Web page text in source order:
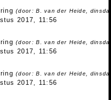
(door: B. van der Heide,
2017, 11:56
(door: B. van der Heide,
2017, 11:56
(door: B. van der Heide,
2017, 11:56